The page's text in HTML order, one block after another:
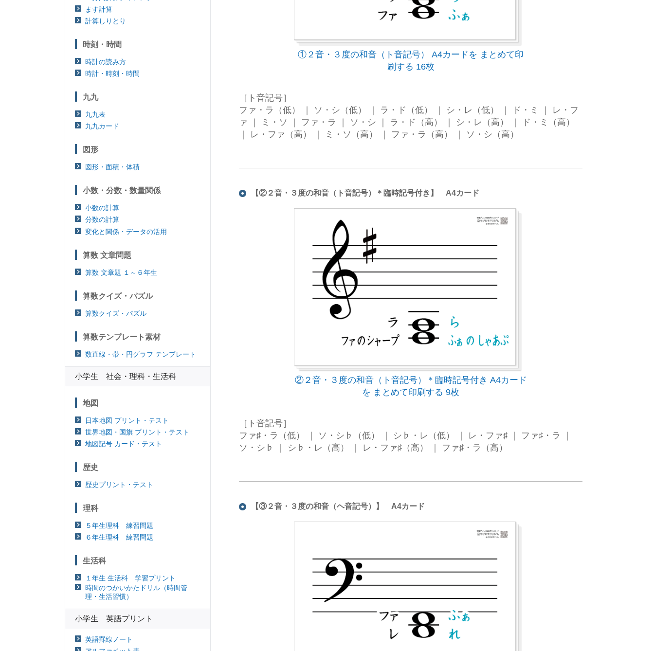
①２音・３度の和音（ト音記号） A4カードを まとめて印
刷する 16枚
［ト音記号］
ファ・ラ（低） ｜ ソ・シ（低） ｜ ラ・ド（低） ｜ シ・レ（低） ｜ ド・ミ ｜ レ・フ
ァ ｜ ミ・ソ ｜ ファ・ラ ｜ ソ・シ ｜ ラ・ド（高） ｜ シ・レ（高） ｜ ド・ミ（高）
｜ レ・ファ（高） ｜ ミ・ソ（高） ｜ ファ・ラ（高） ｜ ソ・シ（高）
【②２音・３度の和音（ト音記号）＊臨時記号付き】 A4カード
②２音・３度の和音（ト音記号）＊臨時記号付き A4カード
を まとめて印刷する 9枚
［ト音記号］
ファ♯・ラ（低） ｜ ソ・シ♭（低） ｜ シ♭・レ（低） ｜ レ・ファ♯ ｜ ファ♯・ラ ｜
ソ・シ♭ ｜ シ♭・レ（高） ｜ レ・ファ♯（高） ｜ ファ♯・ラ（高）
【③２音・３度の和音（ヘ音記号）】 A4カード
ます計算
計算しりとり
時刻・時間
時計の読み方
時計・時刻・時間
九九
九九表
九九カード
図形
図形・面積・体積
小数・分数・数量関係
小数の計算
分数の計算
変化と関係・データの活用
算数 文章問題
算数 文章題 １～６年生
算数クイズ・パズル
算数クイズ・パズル
算数テンプレート素材
数直線・帯・円グラフ テンプレート
小学生 社会・理科・生活科
地図
日本地図 プリント・テスト
世界地図・国旗 プリント・テスト
地図記号 カード・テスト
歴史
歴史プリント・テスト
理科
５年生理科 練習問題
６年生理科 練習問題
生活科
１年生 生活科 学習プリント
時間のつかいかたドリル（時間管
理・生活習慣）
小学生 英語プリント
英語罫線ノート